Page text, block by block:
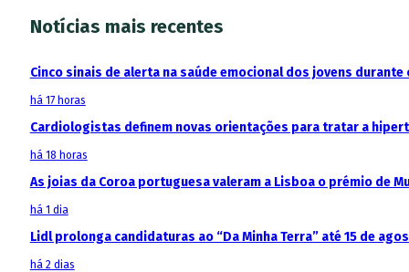
Notícias mais recentes
Cinco sinais de alerta na saúde emocional dos jovens durante
há 17 horas
Cardiologistas definem novas orientações para tratar a
há 18 horas
As joias da Coroa portuguesa valeram a Lisboa o prémio de
há 1 dia
Lidl prolonga candidaturas ao “Da Minha Terra” até 15 de
há 2 dias